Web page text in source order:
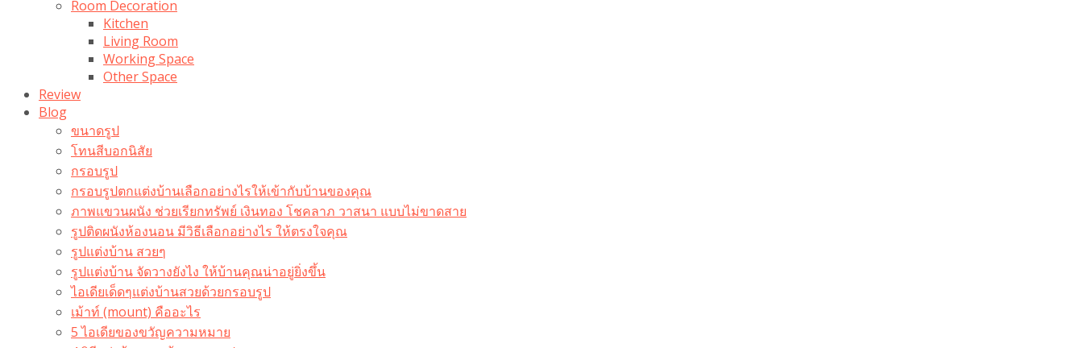
Room Decoration
Kitchen
Living Room
Working Space
Other Space
Review
Blog
ขนาดรูป
โทนสีบอกนิสัย
กรอบรูป
กรอบรูปตกแต่งบ้านเลือกอย่างไรให้เข้ากับบ้านของคุณ
ภาพแขวนผนัง ช่วยเรียกทรัพย์ เงินทอง โชคลาภ วาสนา แบบไม่ขาดสาย
รูปติดผนังห้องนอน มีวิธีเลือกอย่างไร ให้ตรงใจคุณ
รูปแต่งบ้าน สวยๆ
รูปแต่งบ้าน จัดวางยังไง ให้บ้านคุณน่าอยู่ยิ่งขึ้น
ไอเดียเด็ดๆแต่งบ้านสวยด้วยกรอบรูป
เม้าท์ (mount) คืออะไร​
5 ไอเดียของขวัญความหมาย